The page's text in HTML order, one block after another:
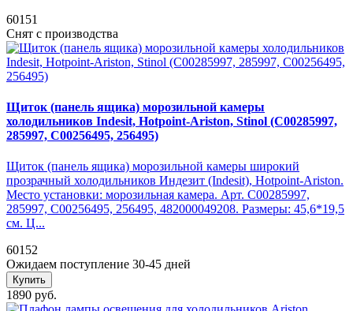
60151
Снят с производства
Щиток (панель ящика) морозильной камеры
холодильников Indesit, Hotpoint-Ariston, Stinol (C00285997,
285997, C00256495, 256495)
Щиток (панель ящика) морозильной камеры широкий
прозрачный холодильников Индезит (Indesit), Hotpoint-Ariston.
Место установки: морозильная камера. Арт. C00285997,
285997, C00256495, 256495, 482000049208. Размеры: 45,6*19,5
см. Ц...
60152
Ожидаем поступление 30-45 дней
Купить
1890 руб.